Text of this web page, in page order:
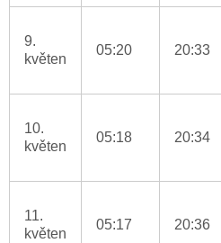
9.
květen
05:20 20:33
10.
květen
05:18 20:34
11.
květen
05:17 20:36